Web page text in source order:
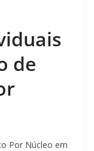
de
Por Núcleo em